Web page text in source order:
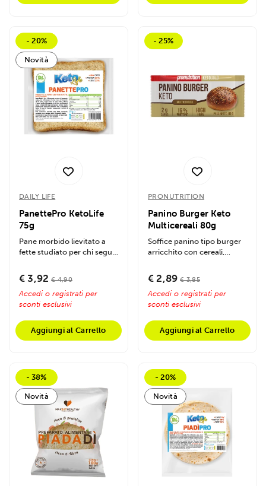
- 20%
Novità
DAILY LIFE
PanettePro KetoLife
75g
Pane morbido lievitato a
fette studiato per chi segue
o...
€ 3,92 € 4,90
Accedi o registrati per
sconti esclusivi
Aggiungi al Carrello
- 25%
PRONUTRITION
Panino Burger Keto
Multicereali 80g
Soffice panino tipo burger
arricchito con cereali,
per la...
€ 2,89 € 3,85
Accedi o registrati per
sconti esclusivi
Aggiungi al Carrello
- 38%
Novità
- 20%
Novità